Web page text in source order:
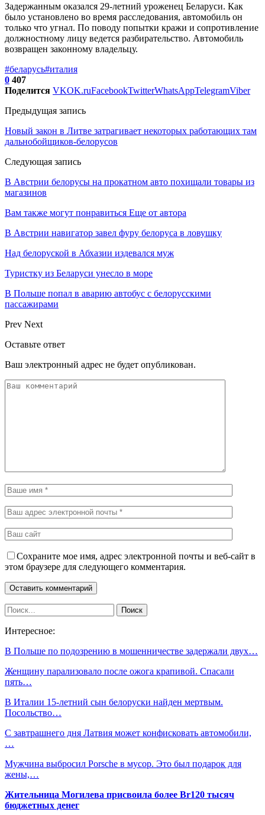
Задержанным оказался 29-летний уроженец Беларуси. Как
было установлено во время расследования, автомобиль он
только что угнал. По поводу попытки кражи и сопротивление
должностному лицу ведется разбирательство. Автомобиль
возвращен законному владельцу.
#беларусь#италия
0 407
Поделится VKOK.ruFacebookTwitterWhatsAppTelegramViber
Предыдущая запись
Новый закон в Литве затрагивает некоторых работающих там
дальнобойщиков-белорусов
Следующая запись
В Австрии белорусы на прокатном авто похищали товары из
магазинов
Вам также могут понравиться Еще от автора
В Австрии навигатор завел фуру белоруса в ловушку
Над белоруской в Абхазии издевался муж
Туристку из Беларуси унесло в море
В Польше попал в аварию автобус с белорусскими
пассажирами
Prev Next
Оставьте ответ
Ваш электронный адрес не будет опубликован.
Сохраните мое имя, адрес электронной почты и веб-сайт в
этом браузере для следующего комментария.
Интересное:
В Польше по подозрению в мошенничестве задержали двух…
Женщину парализовало после ожога крапивой. Спасали
пять…
В Италии 15-летний сын белоруски найден мертвым.
Посольство…
С завтрашнего дня Латвия может конфисковать автомобили,
…
Мужчина выбросил Porsche в мусор. Это был подарок для
жены,…
Жительница Могилева присвоила более Br120 тысяч
бюджетных денег